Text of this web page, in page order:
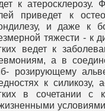
к атеросклерозу.
приведет к
и даже к
тяжести - к
ведет к
а в
розирующему
к силикозу,
в сочетании с